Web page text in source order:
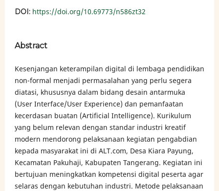
DOI: https://doi.org/10.69773/n586zt32
Abstract
Kesenjangan keterampilan digital di lembaga pendidikan
non-formal menjadi permasalahan yang perlu segera
diatasi, khususnya dalam bidang desain antarmuka
(User Interface/User Experience) dan pemanfaatan
kecerdasan buatan (Artificial Intelligence). Kurikulum
yang belum relevan dengan standar industri kreatif
modern mendorong pelaksanaan kegiatan pengabdian
kepada masyarakat ini di ALT.com, Desa Kiara Payung,
Kecamatan Pakuhaji, Kabupaten Tangerang. Kegiatan ini
bertujuan meningkatkan kompetensi digital peserta agar
selaras dengan kebutuhan industri. Metode pelaksanaan